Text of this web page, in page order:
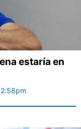
estaría en